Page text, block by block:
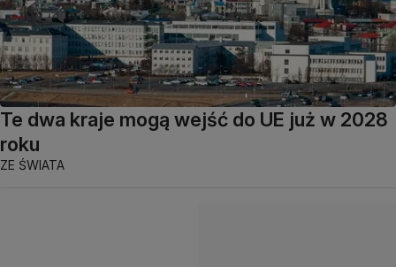
Te dwa kraje mogą wejść do UE już w 2028
roku
ZE ŚWIATA